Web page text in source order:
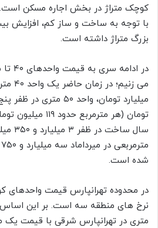
کوچک متراژ در بخش اجاره مسکن
با توجه به ساخت و ساز کم، افزایش
بزرگ متراژ داشته است.
شده است.
در محدوده تهرانپارس قیمت واحدهای